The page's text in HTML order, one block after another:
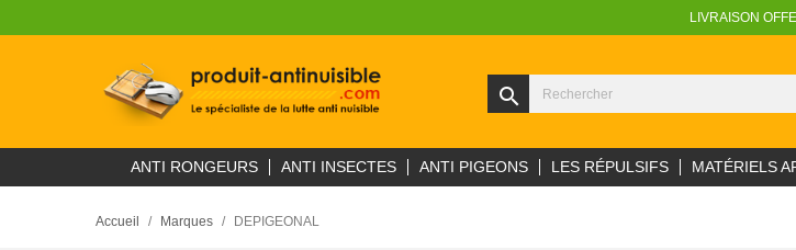
LIVRAISON
search
ANTI RONGEURS ANTI INSECTES ANTI PIGEONS LES RÉPULSIFS MATÉRIELS
Accueil Marques DEPIGEONAL